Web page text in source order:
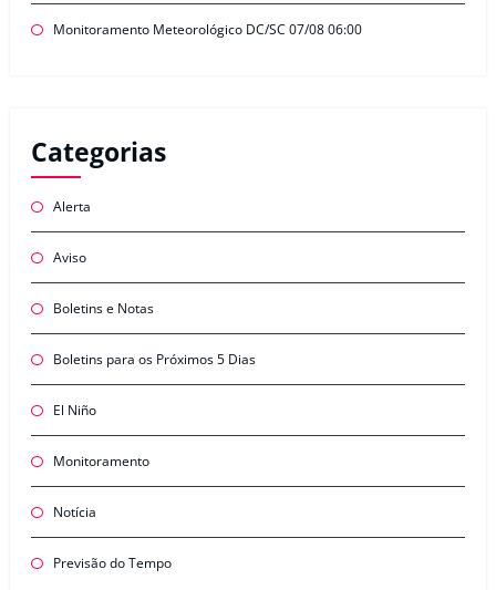
Monitoramento Meteorológico DC/SC 07/08 06:00
Categorias
Alerta
Aviso
Boletins e Notas
Boletins para os Próximos 5 Dias
El Niño
Monitoramento
Notícia
Previsão do Tempo